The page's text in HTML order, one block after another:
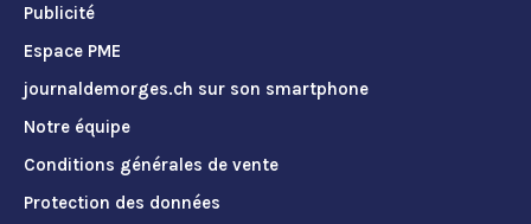
Publicité
Espace PME
journaldemorges.ch sur son smartphone
Notre équipe
Conditions générales de vente
Protection des données